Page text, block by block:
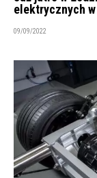
elektrycznych
09/09/2022